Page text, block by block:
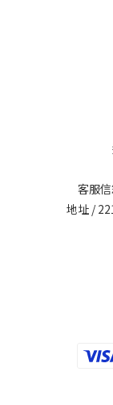
客服
地址 /